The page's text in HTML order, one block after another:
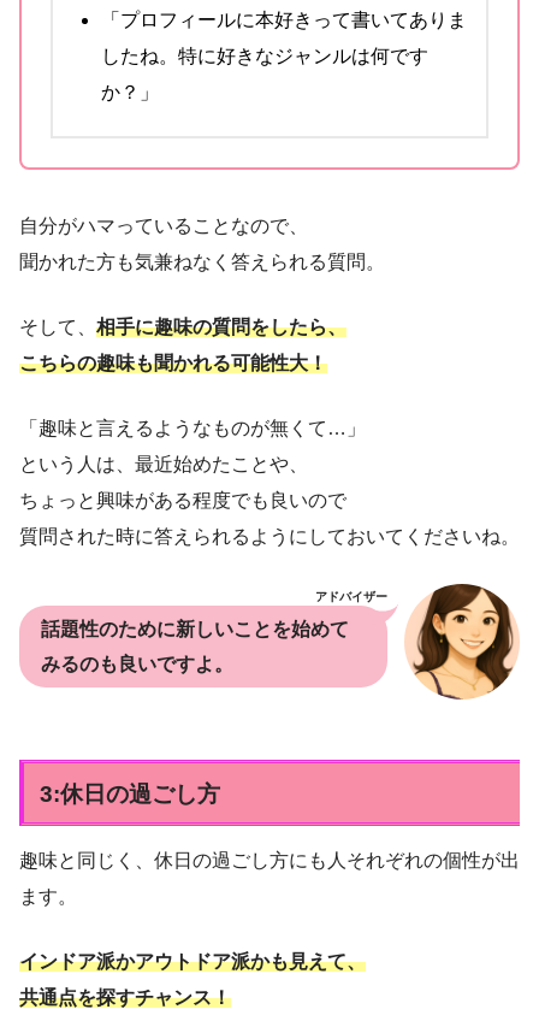
「プロフィールに本好きって書いてありま
したね。特に好きなジャンルは何です
か？」
自分がハマっていることなので、
聞かれた方も気兼ねなく答えられる質問。
そして、 相手に趣味の質問をしたら、
こちらの趣味も聞かれる可能性大！
「趣味と言えるようなものが無くて…」
という人は、最近始めたことや、
ちょっと興味がある程度でも良いので
質問された時に答えられるようにしておいてくださいね。
アドバイザー
話題性のために新しいことを始めて
みるのも良いですよ。
3:休日の過ごし方
趣味と同じく、休日の過ごし方にも人それぞれの個性が出
ます。
インドア派かアウトドア派かも見えて、
共通点を探すチャンス！